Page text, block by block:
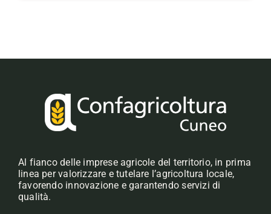
Al fianco delle imprese agricole del territorio, in prima
linea per valorizzare e tutelare l’agricoltura locale,
favorendo innovazione e garantendo servizi di
qualità.